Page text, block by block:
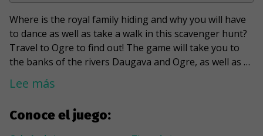
Conoce el juego:
Where is the royal family hiding and why you will have
to dance as well as take a walk in this scavenger hunt?
Travel to Ogre to find out! The game will take you to
the banks of the rivers Daugava and Ogre, as well as to
the ever-busy main artery of the city - Brivibas Street.
You will spot the "Swan House" hidden somewhere in
modern “Bibliobuss”. Besides, you will feel the urge to
take an entertaining and relaxing break on special
Lee más